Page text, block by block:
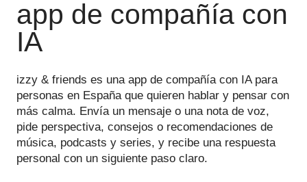
app de compañía con
IA
izzy & friends es una app de compañía con IA para
personas en España que quieren hablar y pensar con
más calma. Envía un mensaje o una nota de voz,
pide perspectiva, consejos o recomendaciones de
música, podcasts y series, y recibe una respuesta
personal con un siguiente paso claro.